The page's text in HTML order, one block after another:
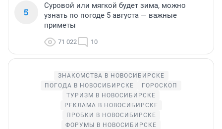
5
Суровой или мягкой будет зима, можно
узнать по погоде 5 августа — важные
приметы
71 022 10
ЗНАКОМСТВА В НОВОСИБИРСКЕ
ПОГОДА В НОВОСИБИРСКЕ
ГОРОСКОП
ТУРИЗМ В НОВОСИБИРСКЕ
РЕКЛАМА В НОВОСИБИРСКЕ
ПРОБКИ В НОВОСИБИРСКЕ
ФОРУМЫ В НОВОСИБИРСКЕ